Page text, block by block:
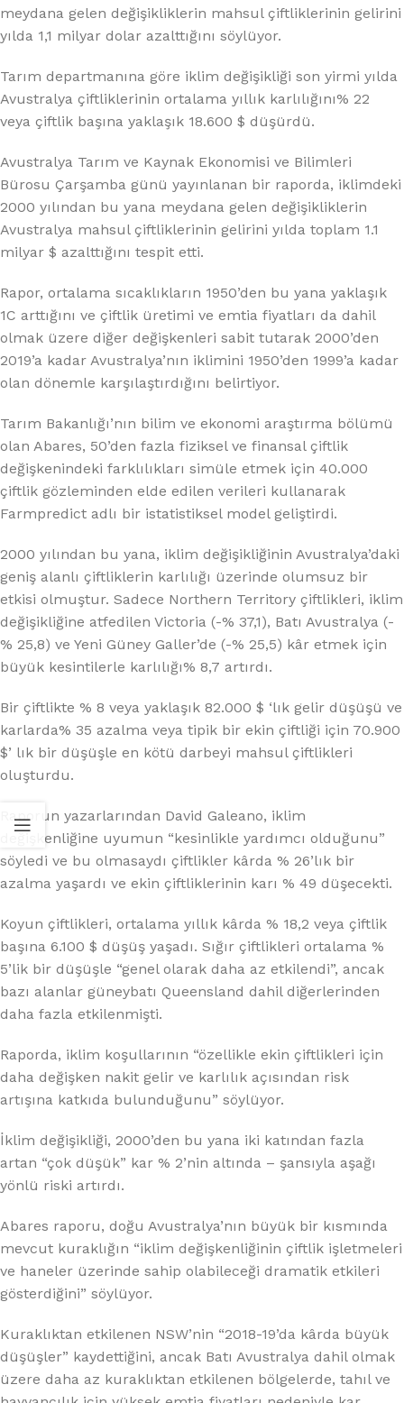
meydana gelen değişikliklerin mahsul çiftliklerinin gelirini
yılda 1,1 milyar dolar azalttığını söylüyor.
Tarım departmanına göre iklim değişikliği son yirmi yılda
Avustralya çiftliklerinin ortalama yıllık karlılığını% 22
veya çiftlik başına yaklaşık 18.600 $ düşürdü.
Avustralya Tarım ve Kaynak Ekonomisi ve Bilimleri
Bürosu Çarşamba günü yayınlanan bir raporda, iklimdeki
2000 yılından bu yana meydana gelen değişikliklerin
Avustralya mahsul çiftliklerinin gelirini yılda toplam 1.1
milyar $ azalttığını tespit etti.
Rapor, ortalama sıcaklıkların 1950’den bu yana yaklaşık
1C arttığını ve çiftlik üretimi ve emtia fiyatları da dahil
olmak üzere diğer değişkenleri sabit tutarak 2000’den
2019’a kadar Avustralya’nın iklimini 1950’den 1999’a kadar
olan dönemle karşılaştırdığını belirtiyor.
Tarım Bakanlığı’nın bilim ve ekonomi araştırma bölümü
olan Abares, 50’den fazla fiziksel ve finansal çiftlik
değişkenindeki farklılıkları simüle etmek için 40.000
çiftlik gözleminden elde edilen verileri kullanarak
Farmpredict adlı bir istatistiksel model geliştirdi.
2000 yılından bu yana, iklim değişikliğinin Avustralya’daki
geniş alanlı çiftliklerin karlılığı üzerinde olumsuz bir
etkisi olmuştur. Sadece Northern Territory çiftlikleri, iklim
değişikliğine atfedilen Victoria (-% 37,1), Batı Avustralya (-
% 25,8) ve Yeni Güney Galler’de (-% 25,5) kâr etmek için
büyük kesintilerle karlılığı% 8,7 artırdı.
Bir çiftlikte % 8 veya yaklaşık 82.000 $ ‘lık gelir düşüşü ve
karlarda% 35 azalma veya tipik bir ekin çiftliği için 70.900
$’ lık bir düşüşle en kötü darbeyi mahsul çiftlikleri
oluşturdu.
Raporun yazarlarından David Galeano, iklim
değişkenliğine uyumun “kesinlikle yardımcı olduğunu”
söyledi ve bu olmasaydı çiftlikler kârda % 26’lık bir
azalma yaşardı ve ekin çiftliklerinin karı % 49 düşecekti.
Koyun çiftlikleri, ortalama yıllık kârda % 18,2 veya çiftlik
başına 6.100 $ düşüş yaşadı. Sığır çiftlikleri ortalama %
5’lik bir düşüşle “genel olarak daha az etkilendi”, ancak
bazı alanlar güneybatı Queensland dahil diğerlerinden
daha fazla etkilenmişti.
Raporda, iklim koşullarının “özellikle ekin çiftlikleri için
daha değişken nakit gelir ve karlılık açısından risk
artışına katkıda bulunduğunu” söylüyor.
İklim değişikliği, 2000’den bu yana iki katından fazla
artan “çok düşük” kar % 2’nin altında – şansıyla aşağı
yönlü riski artırdı.
Abares raporu, doğu Avustralya’nın büyük bir kısmında
mevcut kuraklığın “iklim değişkenliğinin çiftlik işletmeleri
ve haneler üzerinde sahip olabileceği dramatik etkileri
gösterdiğini” söylüyor.
Kuraklıktan etkilenen NSW’nin “2018-19’da kârda büyük
düşüşler” kaydettiğini, ancak Batı Avustralya dahil olmak
üzere daha az kuraklıktan etkilenen bölgelerde, tahıl ve